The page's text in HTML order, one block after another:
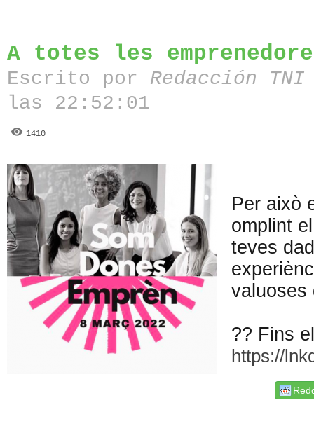
A totes les
Escrito por Redacción
las 22:52:01
1410
Per això
omplint
teves
?? Fins
https://